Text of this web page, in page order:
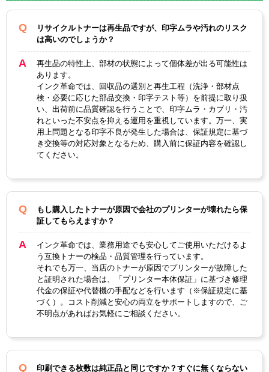
対応
純正型番
LPB3T27 ブラ
ック
LPB3T26 ブラ
ック
カラー
ICチップ あり
製品タイプ リサイクルトナー
リサイクルトナーは再生品ですが、印字ムラや汚れのリスク
は高いのでしょうか？
再生品の特性上、部材の状態によって個体差が出る可能性は
あります。
インク革命では、回収品の選別と再生工程（洗浄・部材点
検・必要に応じた部品交換・印字テスト等）を前提に取り扱
い、出荷前に品質確認を行うことで、印字ムラ・カブリ・汚
れといった不安点を抑える運用を重視しています。万一、実
用上問題となる印字不良が発生した場合は、保証規定に基づ
き交換等の対応対象となるため、購入前に保証内容を確認し
てください。
もし購入したトナーが原因で会社のプリンターが壊れたら保
証してもらえますか？
インク革命では、業務用途でも安心してご使用いただけるよ
う互換トナーの検品・品質管理を行っています。
それでも万一、当店のトナーが原因でプリンターが故障した
と証明された場合は、「プリンター本体保証」に基づき修理
代金の保証や代替機の手配などを行います（※保証規定に基
づく）。コスト削減と安心の両立をサポートしますので、ご
不明点があればお気軽にご相談ください。
印刷できる枚数は純正品と同じですか？すぐに無くならない